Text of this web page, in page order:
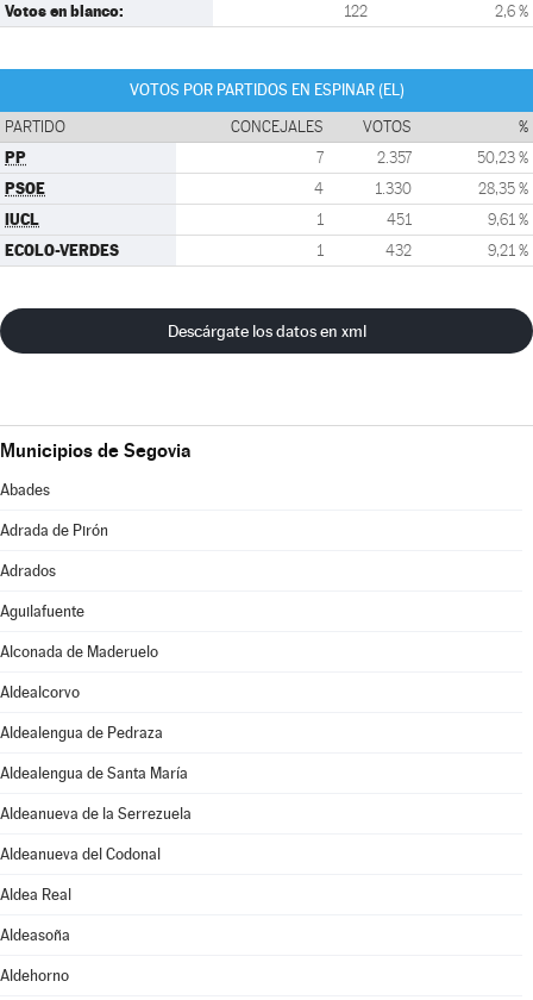
Votos en blanco: 122 2,6 %
VOTOS POR PARTIDOS EN ESPINAR (EL)
PARTIDO CONCEJALES VOTOS %
PP 7 2.357 50,23 %
PSOE 4 1.330 28,35 %
IUCL 1 451 9,61 %
ECOLO-VERDES 1 432 9,21 %
Descárgate los datos en xml
Municipios de Segovia
Abades
Adrada de Pirón
Adrados
Aguilafuente
Alconada de Maderuelo
Aldealcorvo
Aldealengua de Pedraza
Aldealengua de Santa María
Aldeanueva de la Serrezuela
Aldeanueva del Codonal
Aldea Real
Aldeasoña
Aldehorno